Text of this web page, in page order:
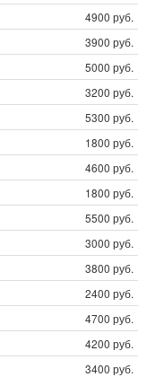
4900 руб.
3900 руб.
5000 руб.
3200 руб.
5300 руб.
1800 руб.
4600 руб.
1800 руб.
5500 руб.
3000 руб.
3800 руб.
2400 руб.
4700 руб.
4200 руб.
3400 руб.